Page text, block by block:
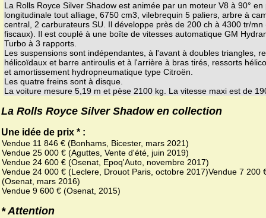
La Rolls Royce Silver Shadow est animée par un moteur V8 à 90° en
longitudinale tout alliage, 6750 cm3, vilebrequin 5 paliers, arbre à
central, 2 carburateurs SU. Il développe près de 200 ch à 4300 tr/mn
fiscaux). Il est couplé à une boîte de vitesses automatique GM
Turbo à 3 rapports.
Les suspensions sont indépendantes, à l'avant à doubles triangles,
hélicoïdaux et barre antiroulis et à l'arrière à bras tirés, ressorts
et amortissement hydropneumatique type Citroën.
Les quatre freins sont à disque.
La voiture mesure 5,19 m et pèse 2100 kg. La vitesse maxi est de
La Rolls Royce Silver Shadow en collection
Une idée de prix * :
Vendue 11 846 € (Bonhams, Bicester, mars 2021)
Vendue 25 000 € (Aguttes, Vente d'été, juin 2019)
Vendue 24 600 € (Osenat, Epoq'Auto, novembre 2017)
Vendue 24 000 € (Leclere, Drouot Paris, octobre 2017)Vendue 7 200
(Osenat, mars 2016)
Vendue 9 600 € (Osenat, 2015)
* Attention